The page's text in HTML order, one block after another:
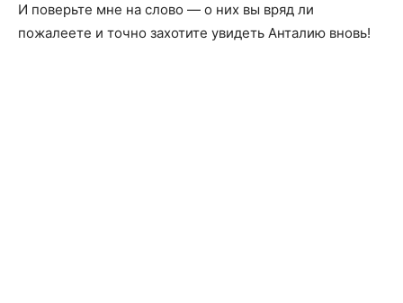
И поверьте мне на слово — о них вы вряд ли
пожалеете и точно захотите увидеть Анталию вновь!